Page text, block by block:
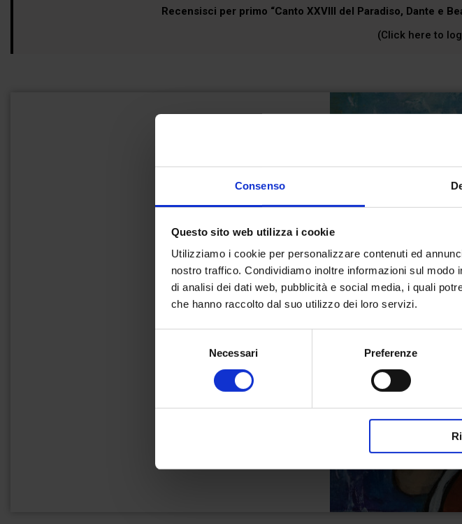
Consenso
Questo sito web utilizza i cookie
Utilizziamo i cookie per personalizzare contenuti ed
nostro traffico. Condividiamo inoltre informazioni sul
di analisi dei dati web, pubblicità e social media, i quali
che hanno raccolto dal suo utilizzo dei loro servizi.
Necessari Preferenze
Recensisci per primo “Canto XXVIII del Paradiso, Dante e
(Click here to